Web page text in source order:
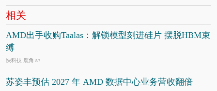
相关
AMD出手收购Taalas：解锁模型刻进硅片 摆脱HBM束
缚
快科技 鹿角 8/7
苏姿丰预估 2027 年 AMD 数据中心业务营收翻倍